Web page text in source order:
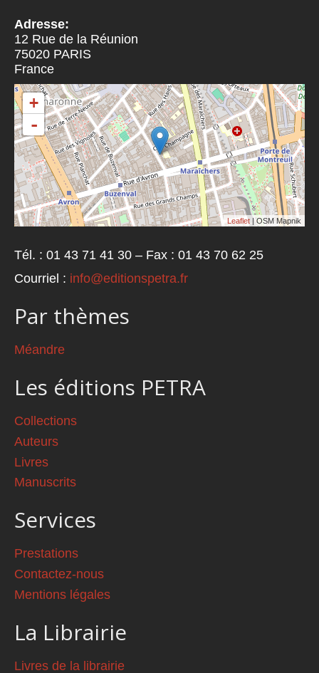
Adresse:
12 Rue de la Réunion
75020 PARIS
France
+
-
Leaflet | OSM Mapnik
Tél. : 01 43 71 41 30 – Fax : 01 43 70 62 25
Courriel : info@editionspetra.fr
Par thèmes
Méandre
Les éditions PETRA
Collections
Auteurs
Livres
Manuscrits
Services
Prestations
Contactez-nous
Mentions légales
La Librairie
Livres de la librairie